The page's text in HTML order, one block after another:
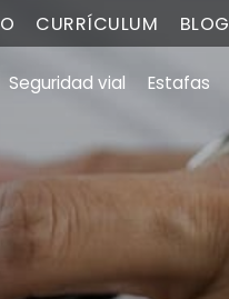
CURRÍCULUM BLOG
Seguridad vial Estafas